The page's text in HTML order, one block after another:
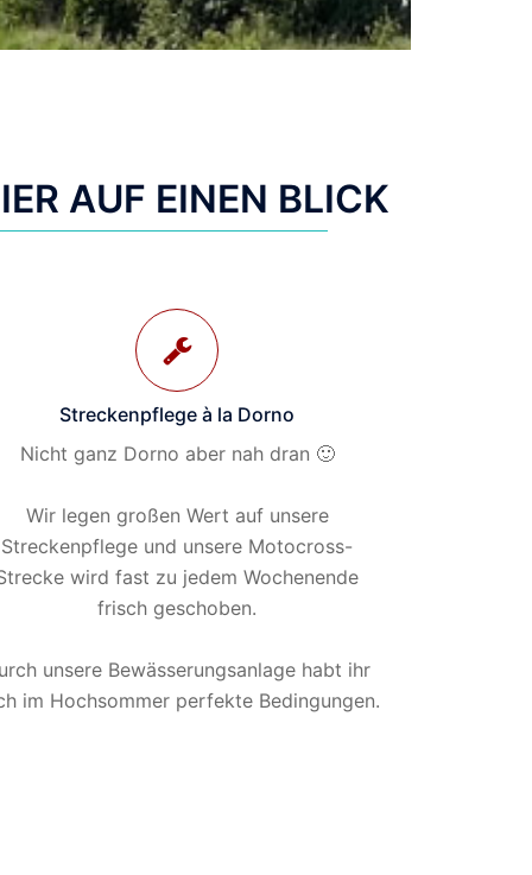
AUF EINEN BLICK
Streckenpflege à la Dorno
Nicht ganz Dorno aber nah dran 🙂
Wir legen großen Wert auf unsere
Streckenpflege und unsere Motocross-
wird fast zu jedem Wochenende
frisch geschoben.
unsere Bewässerungsanlage habt ihr
im Hochsommer perfekte Bedingungen.